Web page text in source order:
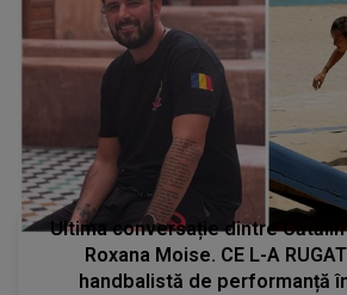
Ultima conversație dintre Cătălin
Roxana Moise. CE L-A
handbalistă de performanță